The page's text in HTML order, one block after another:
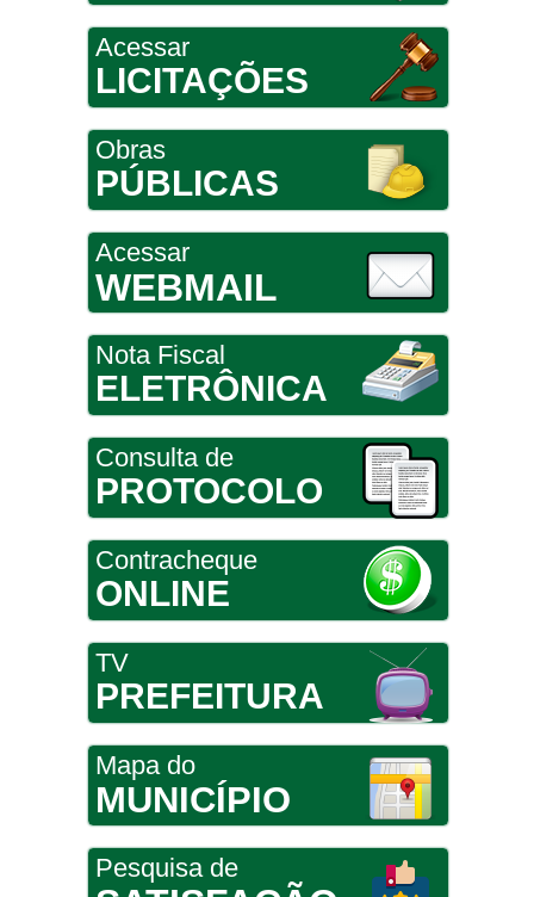
Acessar
LICITAÇÕES
Obras
PÚBLICAS
Acessar
WEBMAIL
Nota Fiscal
ELETRÔNICA
Consulta de
PROTOCOLO
Contracheque
ONLINE
TV
PREFEITURA
Mapa do
MUNICÍPIO
Pesquisa de